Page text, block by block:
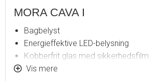
MORA CAVA I
Bagbelyst
Energieffektive LED-belysning
Kobberfrit glas med sikkerhedsfilm
Dugfri med opvarmet afdugningsenhed
Vis mere